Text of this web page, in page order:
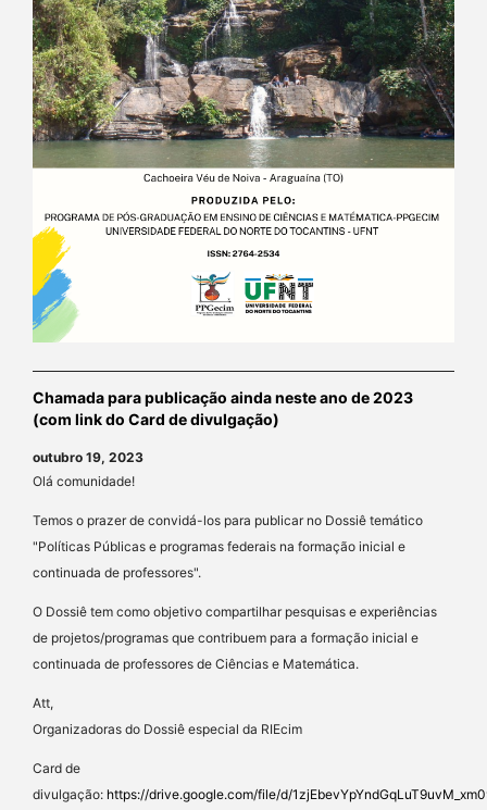
Chamada para publicação ainda neste ano de 2023
(com link do Card de divulgação)
outubro 19, 2023
Olá comunidade!
Temos o prazer de convidá-los para publicar no Dossiê temático
"Políticas Públicas e programas federais na formação inicial e
continuada de professores".
O Dossiê tem como objetivo compartilhar pesquisas e experiências
de projetos/programas que contribuem para a formação inicial e
continuada de professores de Ciências e Matemática.
Att,
Organizadoras do Dossiê especial da RIEcim
Card de
divulgação: https://drive.google.com/file/d/